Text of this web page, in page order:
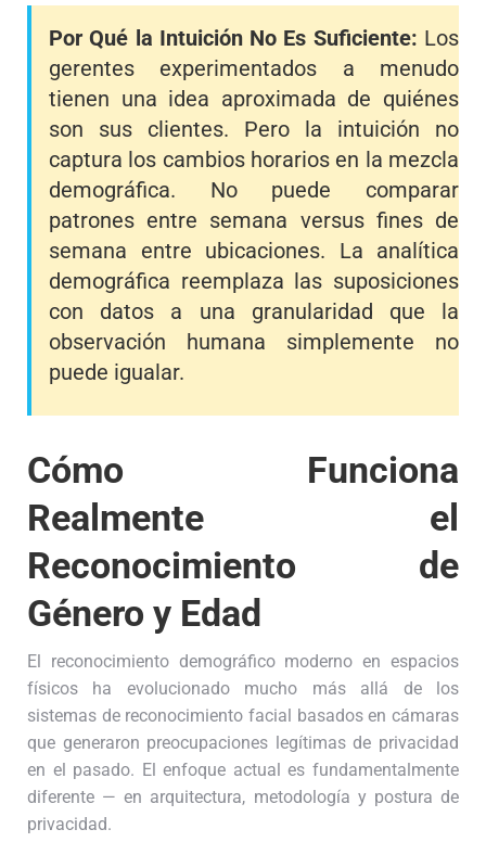
Por Qué la Intuición No Es Suficiente: Los
gerentes experimentados a menudo
tienen una idea aproximada de quiénes
son sus clientes. Pero la intuición no
captura los cambios horarios en la mezcla
demográfica. No puede comparar
patrones entre semana versus fines de
semana entre ubicaciones. La analítica
demográfica reemplaza las suposiciones
con datos a una granularidad que la
observación humana simplemente no
puede igualar.
Cómo Funciona
Realmente el
Reconocimiento de
Género y Edad
El reconocimiento demográfico moderno en espacios
físicos ha evolucionado mucho más allá de los
sistemas de reconocimiento facial basados en cámaras
que generaron preocupaciones legítimas de privacidad
en el pasado. El enfoque actual es fundamentalmente
diferente — en arquitectura, metodología y postura de
privacidad.